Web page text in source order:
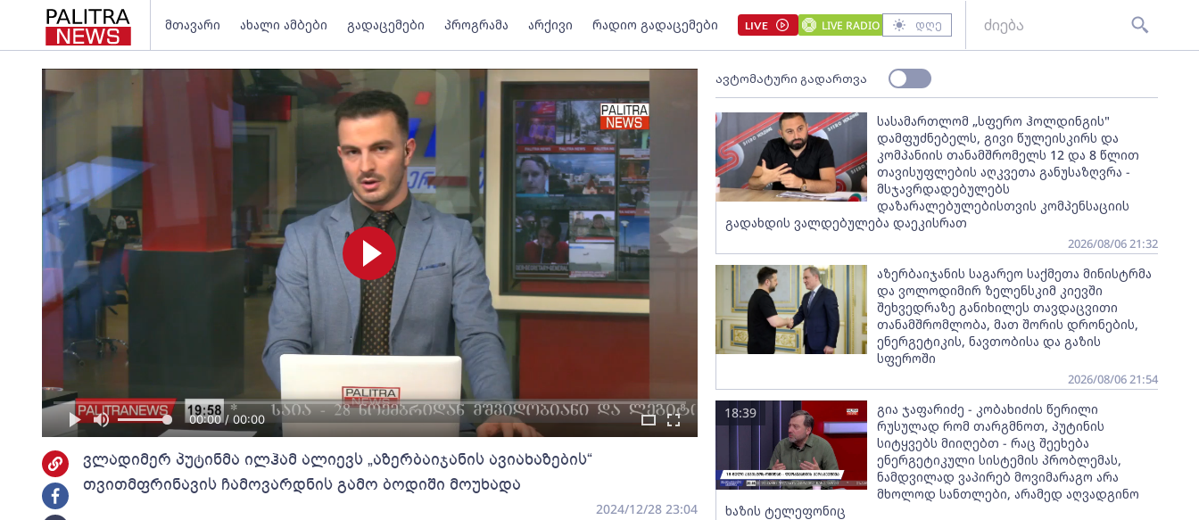
მთავარი ახალი ამბები გადაცემები პროგრამა არქივი რადიო გადაცემები LIVE LIVE RADIO დღე
00:00 / 00:00
ვლადიმერ პუტინმა ილჰამ ალიევს „აზერბაიჯანის ავიახაზების“
თვითმფრინავის ჩამოვარდნის გამო ბოდიში მოუხადა
2024/12/28 23:04
ავტომატური გადართვა
სასამართლომ „სფერო ჰოლდინგის"
დამფუძნებელს, გივი წულეისკირს და
კომპანიის თანამშრომელს 12 და 8 წლით
თავისუფლების აღკვეთა განუსაზღვრა -
მსჯავრდადებულებს
დაზარალებულებისთვის კომპენსაციის
გადახდის ვალდებულება დაეკისრათ
2026/08/06 21:32
აზერბაიჯანის საგარეო საქმეთა მინისტრმა
და ვოლოდიმირ ზელენსკიმ კიევში
შეხვედრაზე განიხილეს თავდაცვითი
თანამშრომლობა, მათ შორის დრონების,
ენერგეტიკის, ნავთობისა და გაზის
სფეროში
2026/08/06 21:54
გია ჯაფარიძე - კობახიძის წერილი
რუსულად რომ თარგმნოთ, პუტინის
სიტყვებს მიიღებთ - რაც შეეხება
ენერგეტიკული სისტემის პრობლემას,
ნამდვილად ვაპირებ მოვიმარაგო არა
მხოლოდ სანთლები, არამედ აღვადგინო
ხაზის ტელეფონიც
18:39